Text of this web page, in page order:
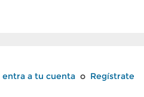
entra a tu cuenta o Regístrate